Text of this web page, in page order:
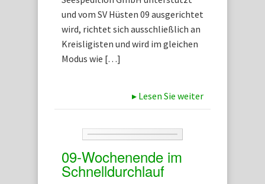
und vom SV Hüsten 09 ausgerichtet
wird, richtet sich ausschließlich an
Kreisligisten und wird im gleichen
Modus wie […]
▸ Lesen Sie weiter
09-Wochenende im
Schnelldurchlauf